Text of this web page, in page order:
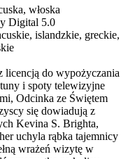
włoska
Digital 5.0
islandzkie, greckie,
licencją do wypożyczania
i spoty telewizyjne
Odcinka ze Świętem
się dowiadują z
Kevina S. Brighta,
uchyla rąbka tajemnicy
wrażeń wizytę w